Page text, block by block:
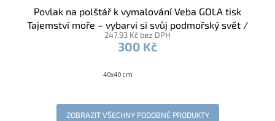
Povlak na polštář k vymalování Veba GOLA tisk
Tajemství moře – vybarvi si svůj podmořský svět /
voskovky
247,93 Kč bez DPH
300 Kč
40x40 cm
ZOBRAZIT VŠECHNY PODOBNÉ PRODUKTY